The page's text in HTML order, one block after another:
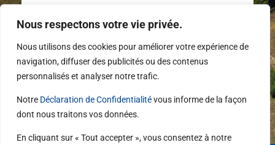
Nous respectons votre vie privée.
Nous utilisons des cookies pour améliorer votre expérience de
navigation, diffuser des publicités ou des contenus
personnalisés et analyser notre trafic.
Notre Déclaration de Confidentialitévous informe de la façon
dont nous traitons vos données.
En cliquant sur « Tout accepter », vous consentez à notre
a
c
e
b
o
o
k
f
L
i
n
k
e
i
n
o
u
t
e